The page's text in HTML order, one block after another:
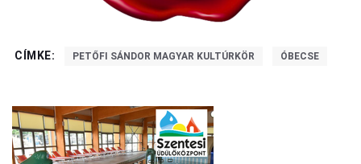
CÍMKE: PETŐFI SÁNDOR MAGYAR KULTÚRKÖR ÓBECSE